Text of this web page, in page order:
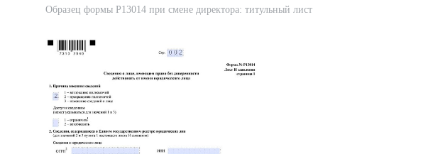
Образец формы Р13014 при смене директора: титульный лист